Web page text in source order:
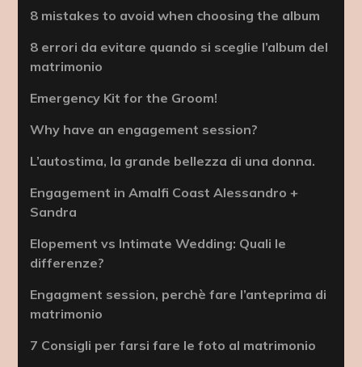
8 mistakes to avoid when choosing the album
8 errori da evitare quando si sceglie l’album del
matrimonio
Emergency Kit for the Groom!
Why have an engagement session?
L’autostima, la grande bellezza di una donna.
Engagement in Amalfi Coast Alessandro +
Sandra
Elopement vs Intimate Wedding: Quali le
differenze?
Engagment session, perchè fare l’anteprima di
matrimonio
7 Consigli per farsi fare le foto al matrimonio